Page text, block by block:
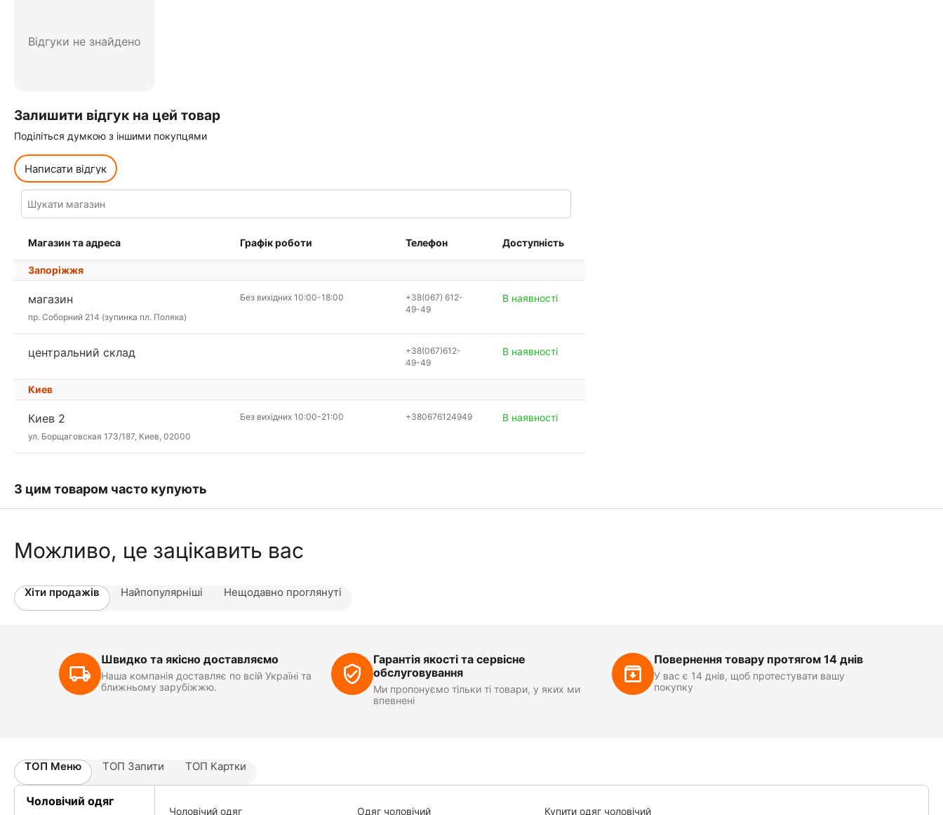
Відгуки не знайдено
Залишити відгук на цей товар
Поділіться думкою з іншими покупцями
Написати відгук
Магазин та адреса Графік роботи Телефон Доступність
Запоріжжя
магазин
пр. Соборний 214 (зупинка пл. Поляка)
Без вихідних 10:00-18:00
+38(067) 612-
49-49
В наявності
центральний склад
+38(067)612-
49-49
В наявності
Киев
Киев 2
ул. Борщаговская 173/187, Киев, 02000
Без вихідних 10:00-21:00 +380676124949 В наявності
З цим товаром часто купують
Можливо, це зацікавить вас
Хіти продажів Найпопулярніші Нещодавно проглянуті
Швидко та якісно доставляємо
Наша компанія доставляє по всій Україні та
ближньому зарубіжжю.
Гарантія якості та сервісне
обслуговування
Ми пропонуємо тільки ті товари, у яких ми
впевнені
Повернення товару протягом 14 днів
У вас є 14 днів, щоб протестувати вашу
покупку
ТОП Меню ТОП Запити ТОП Картки
Чоловічий одяг
Чоловічий одяг Одяг чоловічий Купити одяг чоловічий